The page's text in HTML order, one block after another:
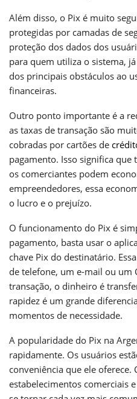
Além disso, o Pix é muito
protegidas por camadas de
proteção dos dados dos
para quem utiliza o sistema,
dos principais obstáculos ao
financeiras.
Outro ponto importante é a
as taxas de transação são
cobradas por cartões de
pagamento. Isso significa
os comerciantes podem
empreendedores, essa
o lucro e o prejuízo.
O funcionamento do Pix é
pagamento, basta usar o
chave Pix do destinatário.
de telefone, um e-mail ou um
transação, o dinheiro é
rapidez é um grande
momentos de necessidade.
A popularidade do Pix na
rapidamente. Os usuários
conveniência que ele oferece.
estabelecimentos comerciais